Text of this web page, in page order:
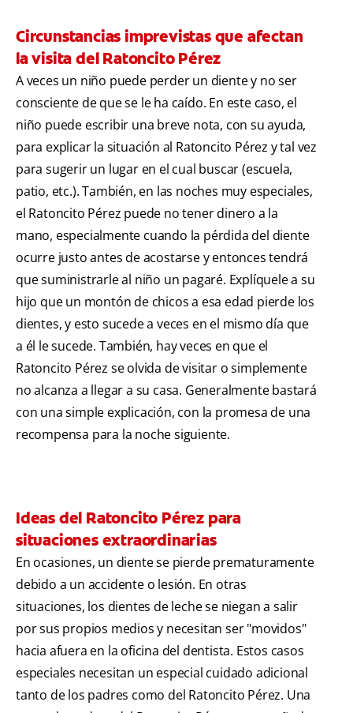
Circunstancias imprevistas que afectan
la visita del Ratoncito Pérez
A veces un niño puede perder un diente y no ser
consciente de que se le ha caído. En este caso, el
niño puede escribir una breve nota, con su ayuda,
para explicar la situación al Ratoncito Pérez y tal vez
para sugerir un lugar en el cual buscar (escuela,
patio, etc.). También, en las noches muy especiales,
el Ratoncito Pérez puede no tener dinero a la
mano, especialmente cuando la pérdida del diente
ocurre justo antes de acostarse y entonces tendrá
que suministrarle al niño un pagaré. Explíquele a su
hijo que un montón de chicos a esa edad pierde los
dientes, y esto sucede a veces en el mismo día que
a él le sucede. También, hay veces en que el
Ratoncito Pérez se olvida de visitar o simplemente
no alcanza a llegar a su casa. Generalmente bastará
con una simple explicación, con la promesa de una
recompensa para la noche siguiente.
Ideas del Ratoncito Pérez para
situaciones extraordinarias
En ocasiones, un diente se pierde prematuramente
debido a un accidente o lesión. En otras
situaciones, los dientes de leche se niegan a salir
por sus propios medios y necesitan ser "movidos"
hacia afuera en la oficina del dentista. Estos casos
especiales necesitan un especial cuidado adicional
tanto de los padres como del Ratoncito Pérez. Una